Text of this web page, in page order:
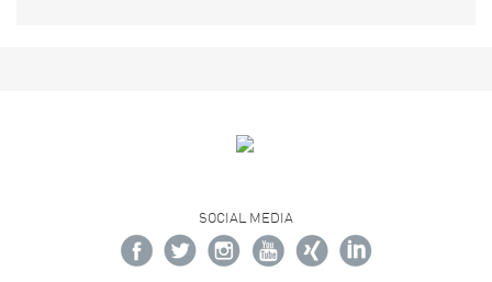
SOCIAL MEDIA